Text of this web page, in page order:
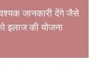
जानकारी देंगे जैसे
इलाज की योजना